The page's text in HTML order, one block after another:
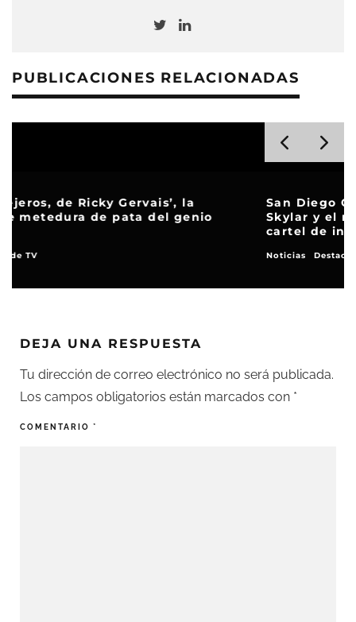
PUBLICACIONES RELACIONADAS
San Diego Comic-Con Málaga suma a Taz
Skylar y el reparto de ‘Los Serrano’ a su
DEJA UNA RESPUESTA
Tu dirección de correo electrónico no será publicada.
Los campos obligatorios están marcados con *
COMENTARIO *